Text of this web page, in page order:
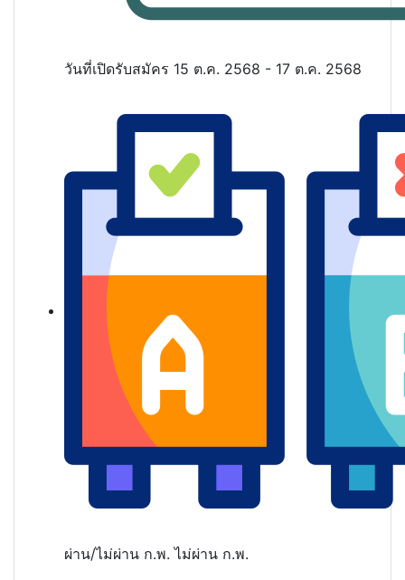
วันที่เปิดรับสมัคร 15 ต.ค. 2568 - 17 ต.ค. 2568
ผ่าน/ไม่ผ่าน ก.พ.ไม่ผ่าน ก.พ.